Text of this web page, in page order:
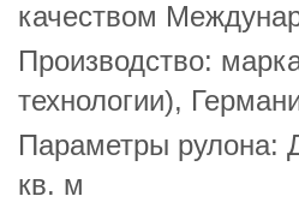
качеством
Производство:
технологии),
Параметры
кв. м